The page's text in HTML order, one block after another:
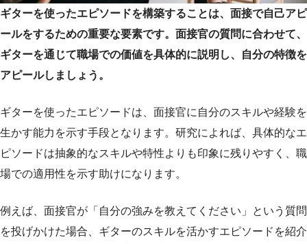
ギターを使ったエピソードを構築することは、面接で自己アピ
ールをするための重要な要素です。面接官の質問に合わせて、
ギターを通じて職場での価値を具体的に説明し、自分の特徴を
アピールしましょう。
ギターを使ったエピソードは、面接官に自分のスキルや経験を
生かす能力を示す手段となります。研究によれば、具体的なエ
ピソードは抽象的なスキルや特性よりも印象に残りやすく、職
場での適用性を示す助けになります。
例えば、面接官が「自分の強みを教えてください」という質問
を投げかけた場合、ギターのスキルを活かすエピソードを紹介